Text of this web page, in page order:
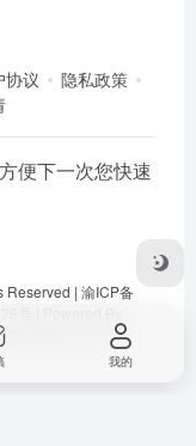
协议
隐私政策
便下一次您快速
Reserved | 渝ICP备
OneNav 强力驱动
我的